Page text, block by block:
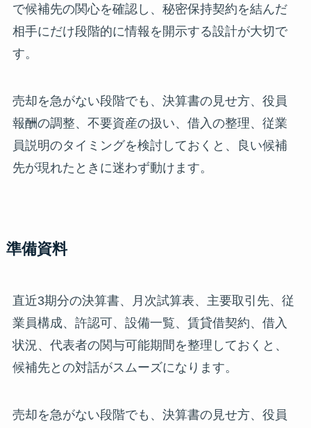
で候補先の関心を確認し、秘密保持契約を結んだ
相手にだけ段階的に情報を開示する設計が大切で
す。
売却を急がない段階でも、決算書の見せ方、役員
報酬の調整、不要資産の扱い、借入の整理、従業
員説明のタイミングを検討しておくと、良い候補
先が現れたときに迷わず動けます。
準備資料
直近3期分の決算書、月次試算表、主要取引先、従
業員構成、許認可、設備一覧、賃貸借契約、借入
状況、代表者の関与可能期間を整理しておくと、
候補先との対話がスムーズになります。
売却を急がない段階でも、決算書の見せ方、役員